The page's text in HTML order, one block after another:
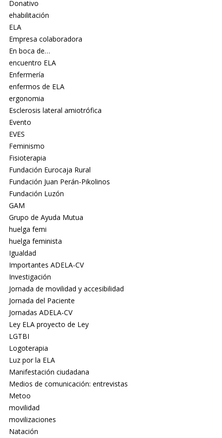
Donativo
ehabilitación
ELA
Empresa colaboradora
En boca de…
encuentro ELA
Enfermería
enfermos de ELA
ergonomia
Esclerosis lateral amiotrófica
Evento
EVES
Feminismo
Fisioterapia
Fundación Eurocaja Rural
Fundación Juan Perán-Pikolinos
Fundación Luzón
GAM
Grupo de Ayuda Mutua
huelga femi
huelga feminista
Igualdad
Importantes ADELA-CV
Investigación
Jornada de movilidad y accesibilidad
Jornada del Paciente
Jornadas ADELA-CV
Ley ELA proyecto de Ley
LGTBI
Logoterapia
Luz por la ELA
Manifestación ciudadana
Medios de comunicación: entrevistas
Metoo
movilidad
movilizaciones
Natación